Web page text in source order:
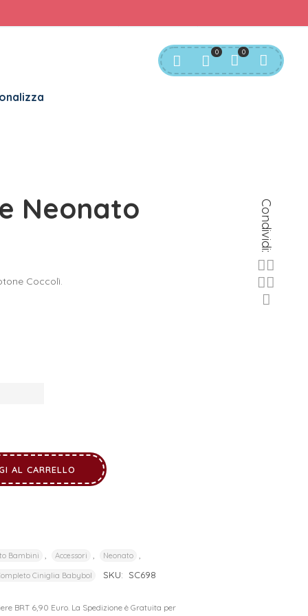
0
0
Condividi:
Neonato
Coccolì.
AL CARRELLO
Bambini Accessori Neonato
Ciniglia Babybol SKU: SC698
BRT 6,90 Euro. La Spedizione è Gratuita per